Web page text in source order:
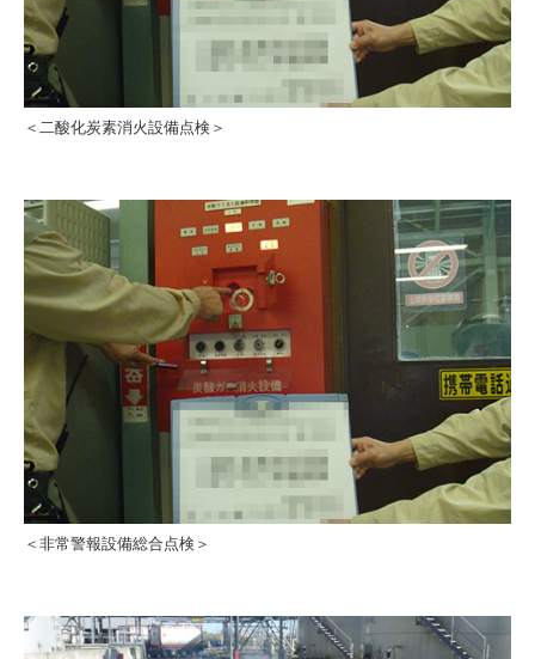
＜二酸化炭素消火設備点検＞
＜非常警報設備総合点検＞